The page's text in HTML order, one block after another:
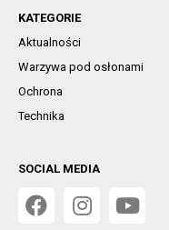
KATEGORIE
Aktualności
Warzywa pod osłonami
Ochrona
Technika
SOCIAL MEDIA